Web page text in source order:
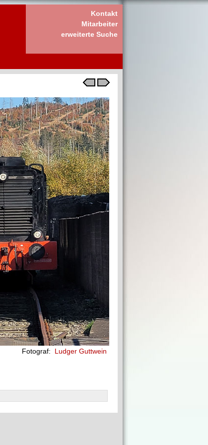
Kontakt
Mitarbeiter
erweiterte Suche
Fotograf: Ludger Guttwein